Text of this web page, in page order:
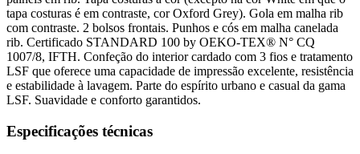
tapa costuras é em contraste, cor Oxford Grey). Gola em malha rib
com contraste. 2 bolsos frontais. Punhos e cós em malha canelada
rib. Certificado STANDARD 100 by OEKO-TEX® N° CQ
1007/8, IFTH. Confeção do interior cardado com 3 fios e tratamento
LSF que oferece uma capacidade de impressão excelente, resistência
e estabilidade à lavagem. Parte do espírito urbano e casual da gama
LSF. Suavidade e conforto garantidos.
Especificações técnicas